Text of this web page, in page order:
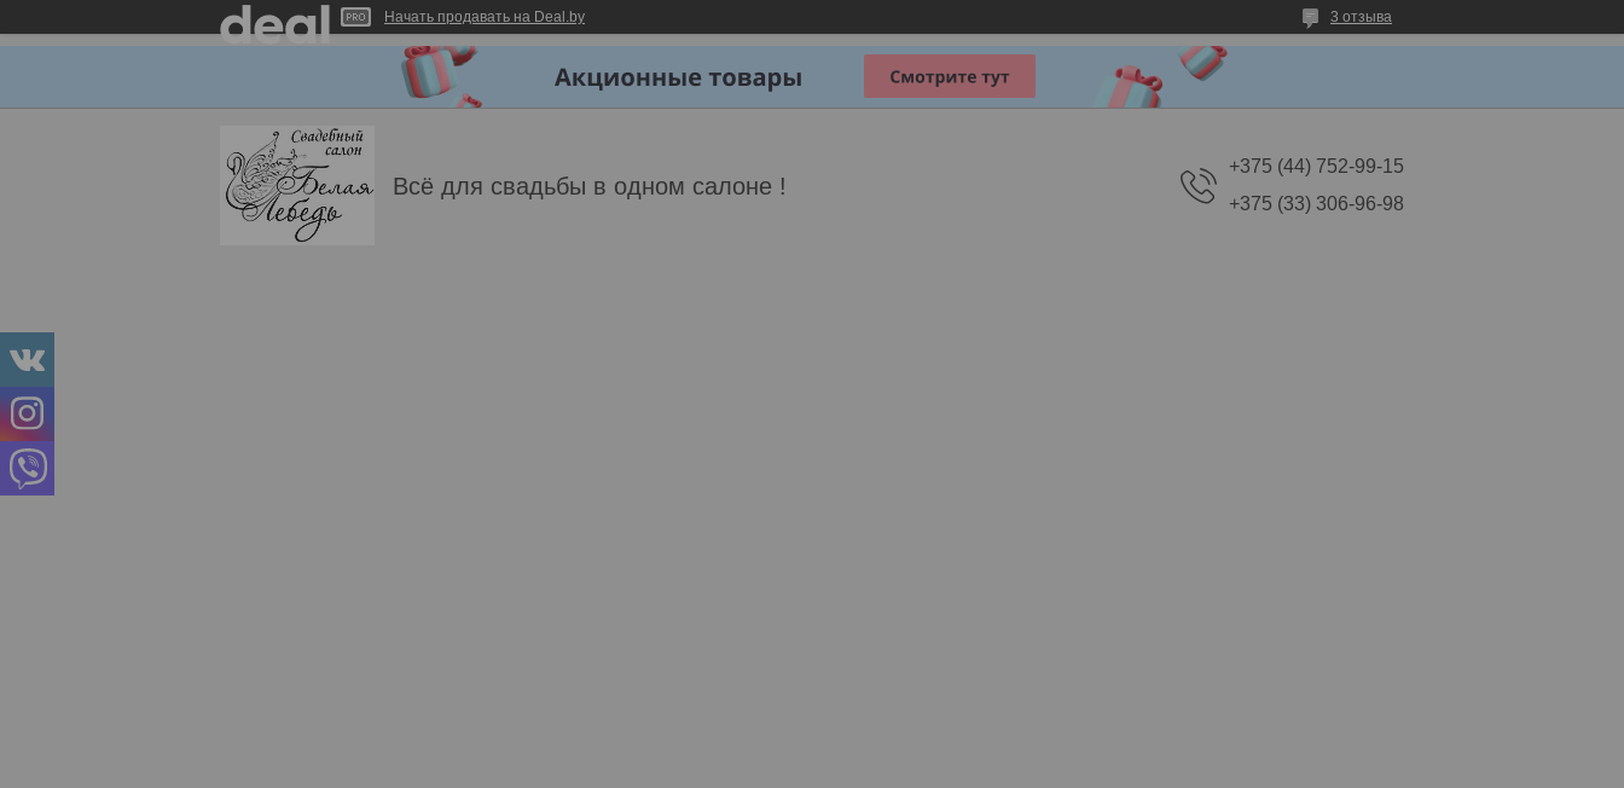
Начать продавать на Deal.by 3 отзыва
Всё для свадьбы в одном салоне !
+375 (44) 752-99-15
+375 (33) 306-96-98